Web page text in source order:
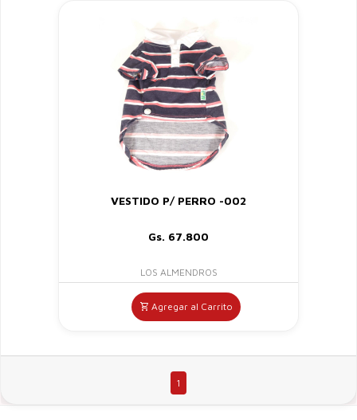
VESTIDO P/ PERRO -002
Gs. 67.800
LOS ALMENDROS
Agregar al Carrito
1